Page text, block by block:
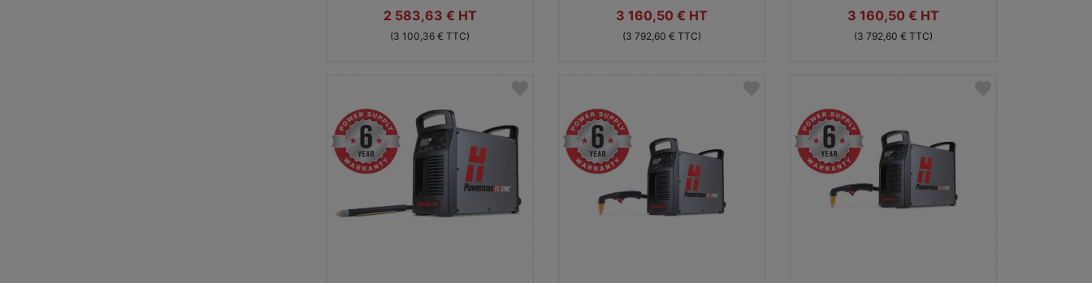
Prix
2 583,63 € HT
(3 100,36 € TTC)
Prix
3 160,50 € HT
(3 792,60 € TTC)
Prix
3 160,50 € HT
(3 792,60 € TTC)